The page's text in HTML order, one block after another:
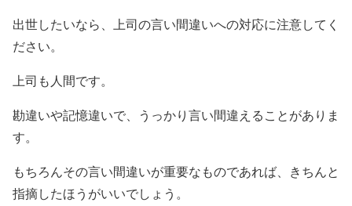
出世したいなら、上司の言い間違いへの対応に注意してく
ださい。
上司も人間です。
勘違いや記憶違いで、うっかり言い間違えることがありま
す。
もちろんその言い間違いが重要なものであれば、きちんと
指摘したほうがいいでしょう。